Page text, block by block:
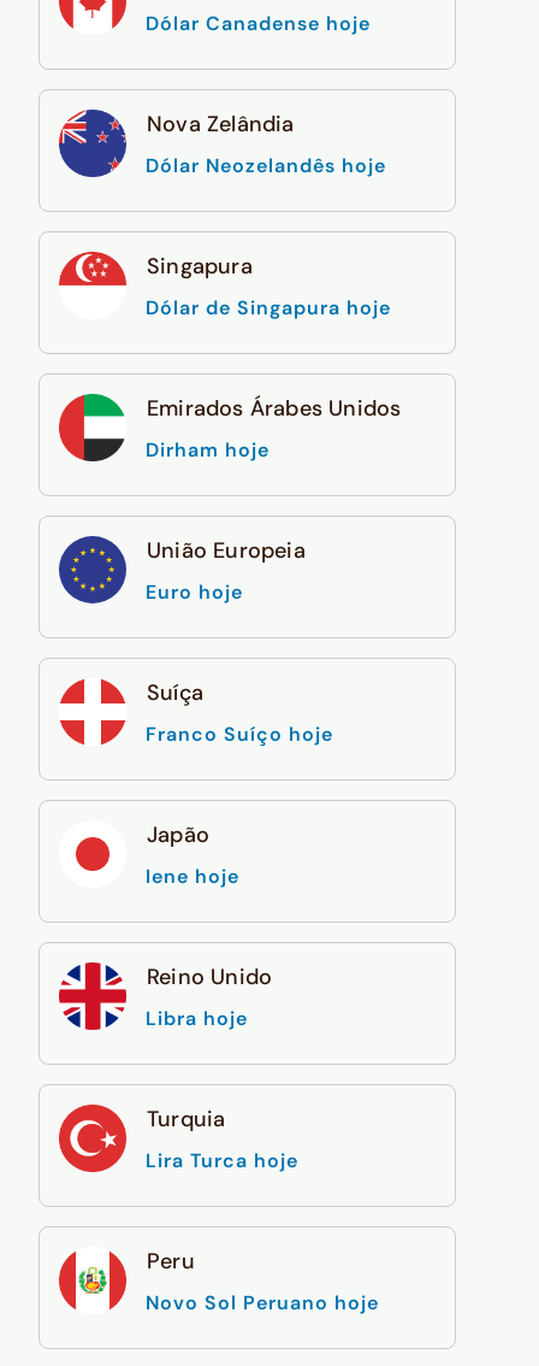
Dólar Canadense hoje
Nova Zelândia
Dólar Neozelandês hoje
Singapura
Dólar de Singapura hoje
Emirados Árabes Unidos
Dirham hoje
União Europeia
Euro hoje
Suíça
Franco Suíço hoje
Japão
Iene hoje
Reino Unido
Libra hoje
Turquia
Lira Turca hoje
Peru
Novo Sol Peruano hoje